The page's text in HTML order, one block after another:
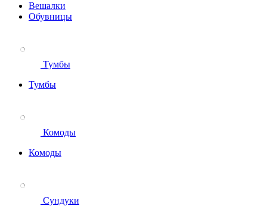
Вешалки
Обувницы
Тумбы
Тумбы
Комоды
Комоды
Сундуки